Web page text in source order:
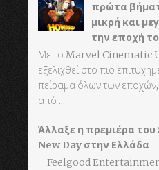
πρώτα
μικρή και
την εποχή
Με το Marvel Cinematic
εξελιχθεί στο πιο
πείραμα όλων των
από ...
Άλλαξε η πρεμιέρα
New Day στην Ελλάδα
Η Feelgood